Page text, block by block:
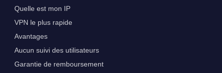
Quelle est mon IP
VPN le plus rapide
Avantages
Aucun suivi des utilisateurs
Garantie de remboursement